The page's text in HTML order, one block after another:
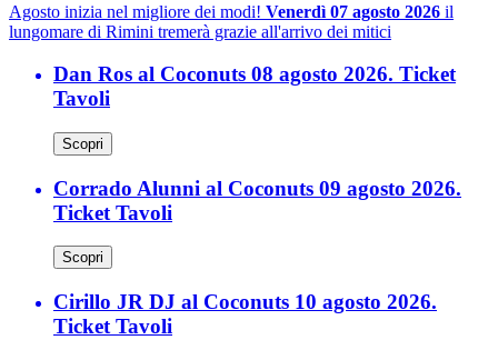
Agosto inizia nel migliore dei modi! Venerdì 07 agosto 2026 il
lungomare di Rimini tremerà grazie all'arrivo dei mitici
Dan Ros al Coconuts 08 agosto 2026. Ticket
Tavoli
Scopri
Corrado Alunni al Coconuts 09 agosto 2026.
Ticket Tavoli
Scopri
Cirillo JR DJ al Coconuts 10 agosto 2026.
Ticket Tavoli